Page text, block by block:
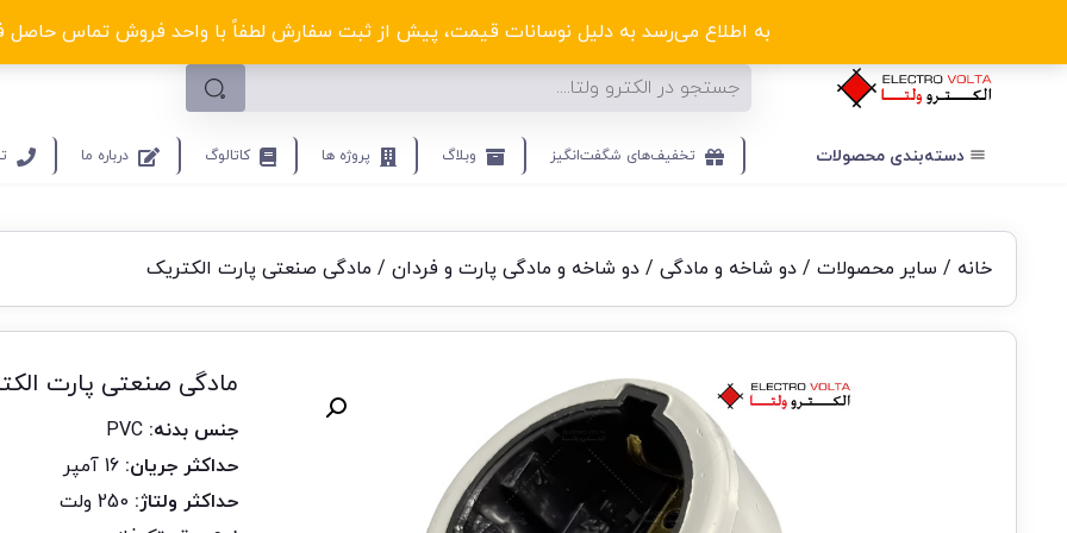
به اطلاع می‌رسد به دلیل نوسانات قیمت، پیش از ثبت سفارش لطفاً با واحد فروش تماس حاصل
الکترو ولتا با تخفیف‌های شگفت‌انگیز! کلیک کنید
دسته‌بندی‌ محصولات تخفیف‌های شگفت‌انگیز وبلاگ پروژه ها کاتالوگ درباره ما
خانه / سایر محصولات / دو شاخه و مادگی / دو شاخه و مادگی پارت و فردان / مادگی صنعتی پارت الکتریک
مادگی صنعتی پارت
جنس بدنه:
حداکثر جریان:
حداکثر ولتاژ: